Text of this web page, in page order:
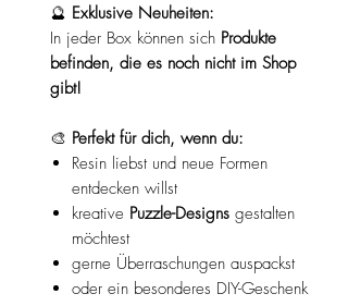
🔮 Exklusive Neuheiten:
In jeder Box können sich Produkte
befinden, die es noch nicht im Shop
gibt!
🎨 Perfekt für dich, wenn du:
Resin liebst und neue Formen
entdecken willst
kreative Puzzle-Designs gestalten
möchtest
gerne Überraschungen auspackst
oder ein besonderes DIY-Geschenk